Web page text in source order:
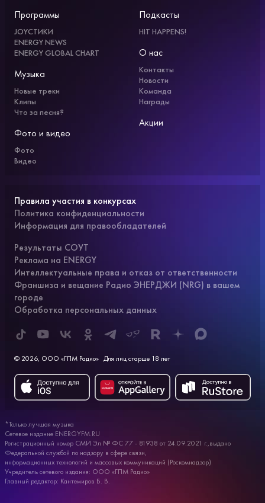
Программы
JOYСТИКИ
ENERGY NEWS
ENERGY GLOBAL CHART
Музыка
Новые треки
Клипы
Что за песня?
Фото и видео
Фото
Видео
Подкасты
HIT HAPPENS!
О нас
Контакты
Новости
Команда
Награды
Акции
Правила участия в конкурсах
Политика конфиденциальности
Информация для правообладателей
Результаты СОУТ
Реклама на ENERGY
Интеллектуальные права и отказ от ответственности
Франшиза и вещание Радио ЭНЕРДЖИ (NRG) в вашем
городе
Обработка персональных данных
© 2026, ООО «ГПМ Радио» Для лиц старше 18 лет
*Только лучшая музыка
Сетевое издание ENERGYFM.RU
Регистрационный номер СМИ Эл № ФС 77 - 81938 от 24.09.2021 г.,выдано
Федеральной службой по надзору в сфере связи,
информационных технологий и массовых коммуникаций (Роскомнадзор)
Учредитель сетевого издания: ООО «ГПМ Радио»
Главный редактор: Кантемиров Б. В.